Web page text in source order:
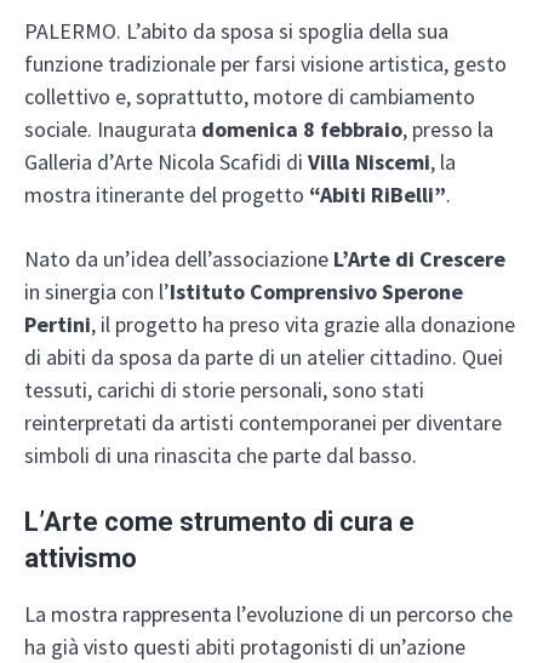
PALERMO. L’abito da sposa si spoglia della sua
funzione tradizionale per farsi visione artistica, gesto
collettivo e, soprattutto, motore di cambiamento
sociale. Inaugurata domenica 8 febbraio, presso la
Galleria d’Arte Nicola Scafidi di Villa Niscemi, la
mostra itinerante del progetto “Abiti RiBelli”.
Nato da un’idea dell’associazione L’Arte di Crescere
in sinergia con l’Istituto Comprensivo Sperone
Pertini, il progetto ha preso vita grazie alla donazione
di abiti da sposa da parte di un atelier cittadino. Quei
tessuti, carichi di storie personali, sono stati
reinterpretati da artisti contemporanei per diventare
simboli di una rinascita che parte dal basso.
L’Arte come strumento di cura e
attivismo
La mostra rappresenta l’evoluzione di un percorso che
ha già visto questi abiti protagonisti di un’azione